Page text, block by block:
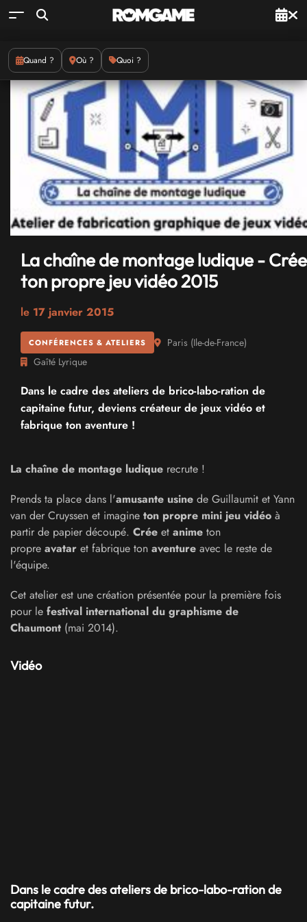
Quand ? Où ? Quoi ?
La chaîne de montage ludique - Crée
ton propre jeu vidéo 2015
le 17 janvier 2015
CONFÉRENCES & ATELIERS Paris (Ile-de-France)
Gaîté Lyrique
Dans le cadre des ateliers de brico-labo-ration de
capitaine futur, deviens créateur de jeux vidéo et
fabrique ton aventure !
La chaîne de montage ludique recrute !
Prends ta place dans l'amusante usine de Guillaumit et Yann
van der Cruyssen et imagine ton propre mini jeu vidéo à
partir de papier découpé. Crée et anime ton
propre avatar et fabrique ton aventure avec le reste de
l'équipe.
Cet atelier est une création présentée pour la première fois
pour le festival international du graphisme de
Chaumont (mai 2014).
Vidéo
Dans le cadre des ateliers de brico-labo-ration de
capitaine futur.